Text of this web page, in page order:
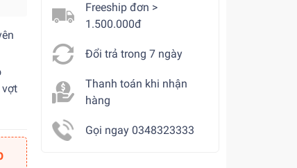
vợt
Freeship đơn >
1.500.000đ
Đổi trả trong 7 ngày
Thanh toán khi nhận
hàng
Gọi ngay 0348323333